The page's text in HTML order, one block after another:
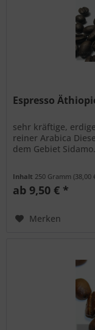
Espresso
sehr kräftige,
reiner Arabica
dem Gebiet Sidamo.
Inhalt 250 Gramm(38,00
ab 9,50 € *
Merken